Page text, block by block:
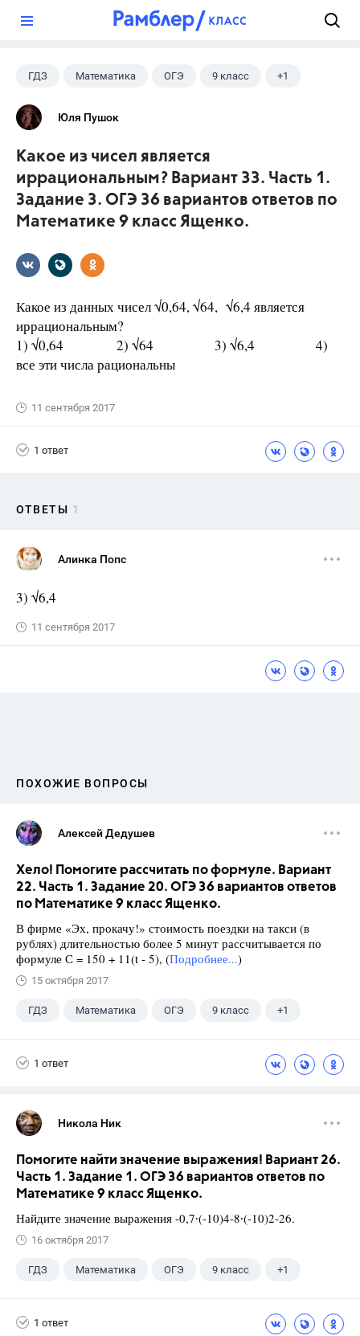
ГДЗ Математика ОГЭ 9 класс +1
Ященко И.В.
Юля Пушок
Какое из чисел является
иррациональным? Вариант 33. Часть 1.
Задание 3. ОГЭ 36 вариантов ответов по
Математике 9 класс Ященко.
Какое из данных чисел √0,64, √64, √6,4 является
иррациональным?
1) √0,64 2) √64 3) √6,4 4)
все эти числа рациональны
11 сентября 2017
1 ответ
ОТВЕТЫ 1
Алинка Попс
3) √6,4
11 сентября 2017
ПОХОЖИЕ ВОПРОСЫ
Алексей Дедушев
Хело! Помогите рассчитать по формуле. Вариант
22. Часть 1. Задание 20. ОГЭ 36 вариантов ответов
по Математике 9 класс Ященко.
В фирме «Эх, прокачу!» стоимость поездки на такси (в
рублях) длительностью более 5 минут рассчитывается по
формуле С = 150 + 11(t - 5), (Подробнее...)
15 октября 2017
ГДЗ Математика ОГЭ 9 класс +1
1 ответ
Никола Ник
Помогите найти значение выражения! Вариант 26.
Часть 1. Задание 1. ОГЭ 36 вариантов ответов по
Математике 9 класс Ященко.
Найдите значение выражения -0,7∙(-10)4-8∙(-10)2-26.
16 октября 2017
ГДЗ Математика ОГЭ 9 класс +1
1 ответ